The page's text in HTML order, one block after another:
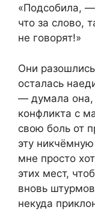
«Подсобила,
что за слово,
не говорят!»
Они
осталась
— думала она,
конфликта с
свою боль от
эту
мне просто
этих мест,
вновь
некуда